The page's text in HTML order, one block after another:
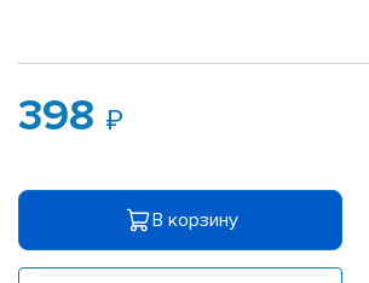
398
В корзину